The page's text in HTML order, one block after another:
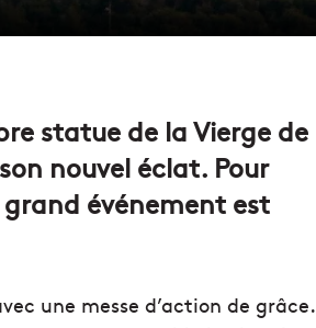
statue de la Vierge de
nouvel éclat. Pour
événement est
une messe d’action de grâce.